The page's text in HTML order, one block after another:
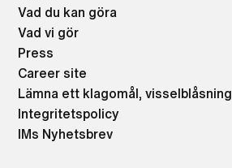
Vad du kan göra
Vad vi gör
Press
Career site
Lämna ett klagomål, visselblåsning
Integritetspolicy
IMs Nyhetsbrev